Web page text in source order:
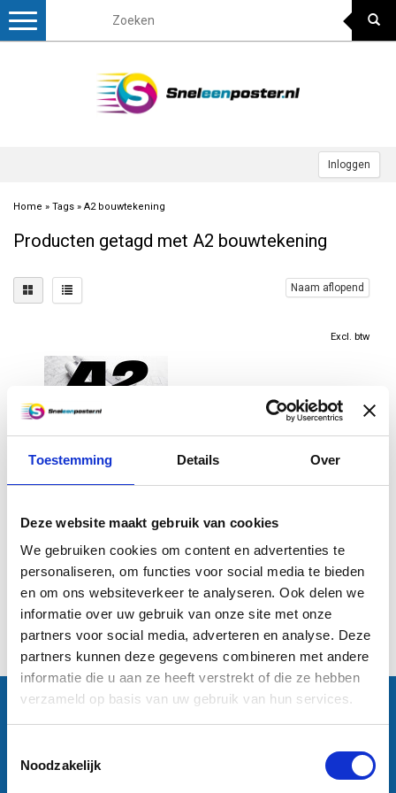
Toestemming Details Over
Deze website maakt gebruik van cookies
We gebruiken cookies om content en advertenties te
personaliseren, om functies voor social media te bieden
en om ons websiteverkeer te analyseren. Ook delen we
informatie over uw gebruik van onze site met onze
partners voor social media, adverteren en analyse. Deze
partners kunnen deze gegevens combineren met andere
informatie die u aan ze heeft verstrekt of die ze hebben
verzameld op basis van uw gebruik van hun services.
Noodzakelijk
Inloggen
Toggle
Home » Tags » A2 bouwtekening
Producten getagd met A2 bouwtekening
Naam aflopend
A2 bouwtekening (59,4 x 42
€3,25
Informatie
Excl. btw
1
Contactgegevens
Sneleenposter.nl
1771 PA Wieringerwerf